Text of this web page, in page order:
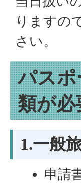
りますの
さい。
パス
類が必
1.一般
申請